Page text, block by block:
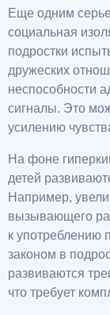
Еще одним
социальная
подростки
дружеских
неспособности
сигналы. Это
усилению
На фоне
детей
Например,
вызывающего
к употреблению
законом в
развиваются
что требует